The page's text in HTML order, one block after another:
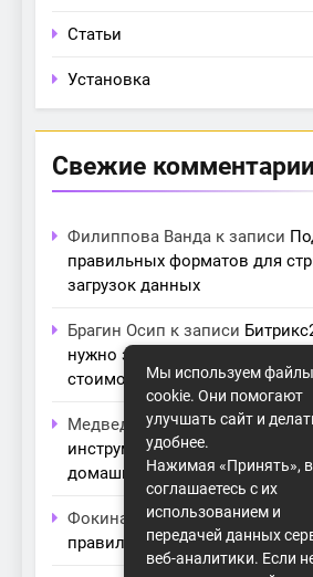
Статьи
Установка
Свежие комментарии
Филиппова Ванда к записи
правильных форматов для
загрузок данных
Брагин Осип к записи
нужно знать о лицензиях,
стоимости в компании Айтекс
Медведева Амалияк записи
инструменты для создания
домашних условиях
Фокина Невак записиКак
правильный модем для
Мы используем файлы
cookie. Они помогают
улучшать сайт и
удобнее.
Нажимая «Принять»,
соглашаетесь с их
использованием и
передачей данных
веб-аналитики. Если